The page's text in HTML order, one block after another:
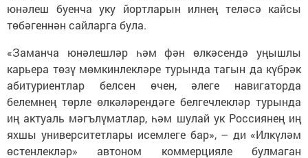
юнәлеш буенча уку йортларын илнең теләсә кайсы
төбәгеннән сайларга була.
«Заманча юнәлешләр һәм фән өлкәсендә уңышлы
карьера төзү мөмкинлекләре турында тагын да күбрәк
абитуриентлар белсен өчен, әлеге навигаторда
белемнең төрле өлкәләрендәге белгечлекләр турында
иң актуаль мәгълүматлар, һәм шулай ук Россиянең иң
яхшы университетлары исемлеге бар», – ди «Илкүләм
өстенлекләр» автоном коммерцияле булмаган